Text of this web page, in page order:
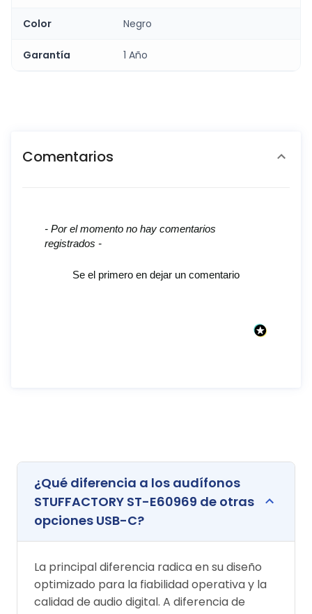
Color Negro
Garantía 1 Año
Comentarios
- Por el momento no hay comentarios
registrados -
Se el primero en dejar un comentario
New content loaded
¿Qué diferencia a los audífonos
STUFFACTORY ST-E60969 de otras
opciones USB-C?
La principal diferencia radica en su diseño
optimizado para la fiabilidad operativa y la
calidad de audio digital. A diferencia de